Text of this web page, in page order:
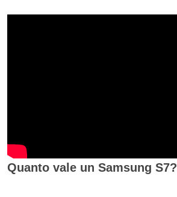
Quanto vale un Samsung S7?